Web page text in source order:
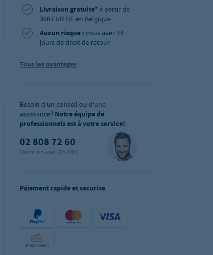
Couvercle pour bac
gastronorme ECO GN
1/1 Vogue
PVC²:
Prix:
GN 1/1 Vogue - 40 mm
Livraison gratuite* à partir de
350 EUR HT en Belgique
Aucun risque :vous avez 14
jours de droit de retour
Tous les avantages
Besoin d'un conseil ou d'une
assistance? Notre équipe de
professionnels est à votre service!
02 808 72 60
Vente lun-ven (8h-18h)
Paiement rapide et securise